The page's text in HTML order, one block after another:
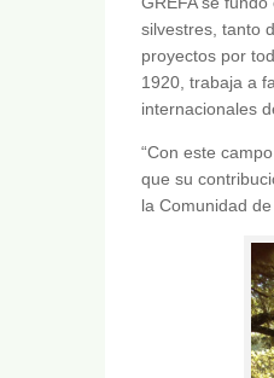
silvestres, tanto
proyectos por
1920, trabaja a
internacionales
“Con este
que su
la Comunidad